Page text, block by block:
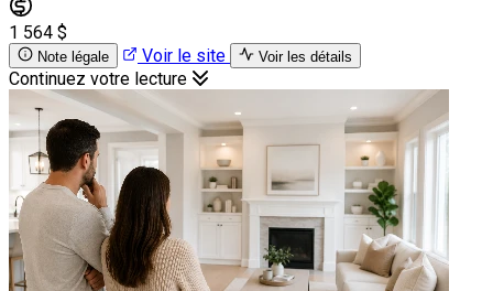
1 564 $
Note légale Voir le site Voir les détails
Continuez votre lecture